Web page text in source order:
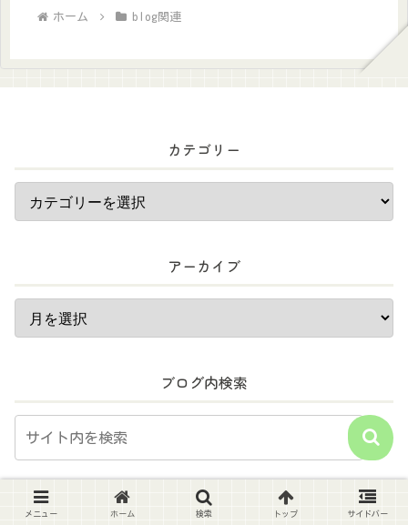
ホーム blog関連
カテゴリー
アーカイブ
ブログ内検索
スポンサーリンク
メニュー ホーム 検索 トップ サイドバー